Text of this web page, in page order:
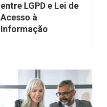
entre LGPD e Lei de
Acesso à
Informação